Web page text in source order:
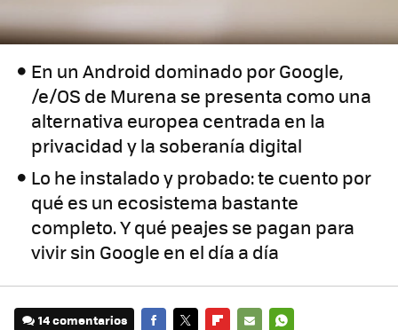
En un Android dominado por Google,
/e/OS de Murena se presenta como una
alternativa europea centrada en la
privacidad y la soberanía digital
Lo he instalado y probado: te cuento por
qué es un ecosistema bastante
completo. Y qué peajes se pagan para
vivir sin Google en el día a día
14 comentarios